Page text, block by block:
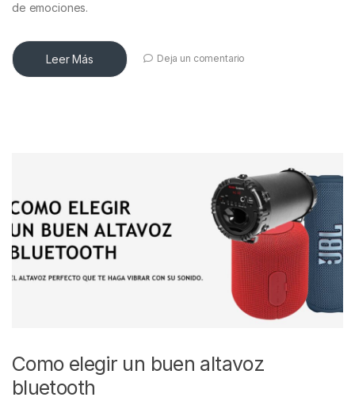
de emociones.
Leer Más Deja un comentario
Como elegir un buen altavoz
bluetooth